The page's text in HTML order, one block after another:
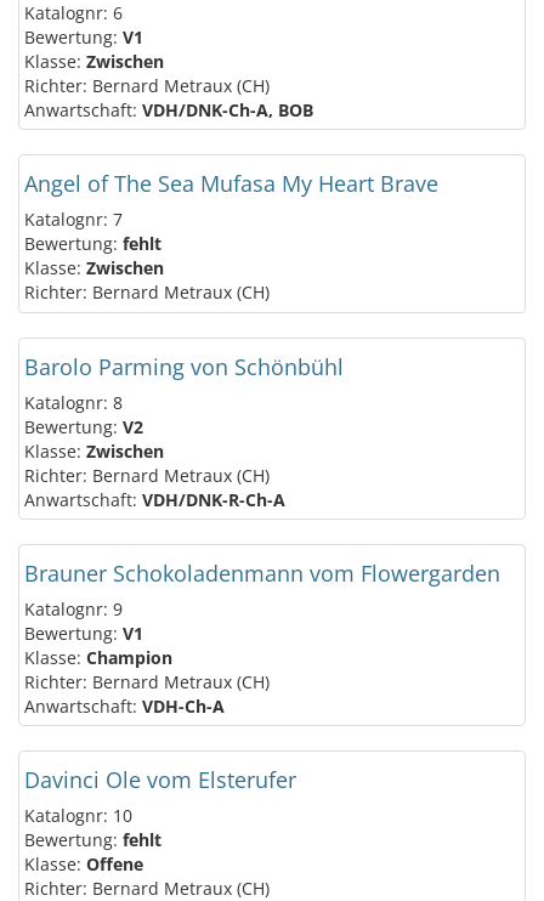
Katalognr: 6
Bewertung: V1
Klasse: Zwischen
Richter: Bernard Metraux (CH)
Anwartschaft: VDH/DNK-Ch-A, BOB
Angel of The Sea Mufasa My Heart Brave
Katalognr: 7
Bewertung: fehlt
Klasse: Zwischen
Richter: Bernard Metraux (CH)
Barolo Parming von Schönbühl
Katalognr: 8
Bewertung: V2
Klasse: Zwischen
Richter: Bernard Metraux (CH)
Anwartschaft: VDH/DNK-R-Ch-A
Brauner Schokoladenmann vom Flowergarden
Katalognr: 9
Bewertung: V1
Klasse: Champion
Richter: Bernard Metraux (CH)
Anwartschaft: VDH-Ch-A
Davinci Ole vom Elsterufer
Katalognr: 10
Bewertung: fehlt
Klasse: Offene
Richter: Bernard Metraux (CH)